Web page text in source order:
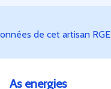
de cet artisan RGE
As energies